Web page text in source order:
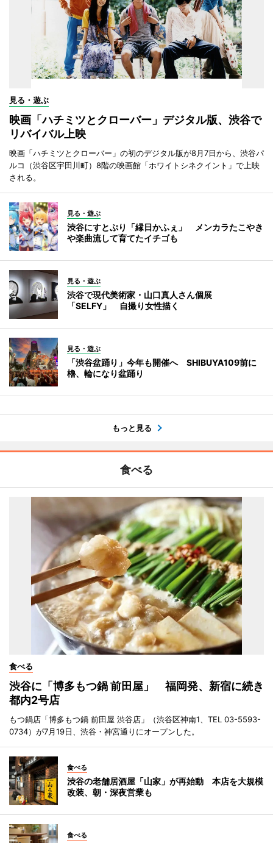
見る・遊ぶ
映画「ハチミツとクローバー」デジタル版、渋谷で
リバイバル上映
映画「ハチミツとクローバー」の初のデジタル版が8月7日から、渋谷パ
ルコ（渋谷区宇田川町）8階の映画館「ホワイトシネクイント」で上映
される。
見る・遊ぶ
渋谷にすとぷり「縁日かふぇ」 メンカラたこやき
や楽曲流して育てたイチゴも
見る・遊ぶ
渋谷で現代美術家・山口真人さん個展
「SELFY」 自撮り女性描く
見る・遊ぶ
「渋谷盆踊り」今年も開催へ SHIBUYA109前に
櫓、輪になり盆踊り
もっと見る
食べる
食べる
渋谷に「博多もつ鍋 前田屋」 福岡発、新宿に続き
都内2号店
もつ鍋店「博多もつ鍋 前田屋 渋谷店」（渋谷区神南1、TEL 03-5593-
0734）が7月19日、渋谷・神宮通りにオープンした。
食べる
渋谷の老舗居酒屋「山家」が再始動 本店を大規模
改装、朝・深夜営業も
食べる